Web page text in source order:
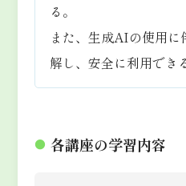
る。
また、生成AIの使用
解し、安全に利用でき
● 各講座の学習内容